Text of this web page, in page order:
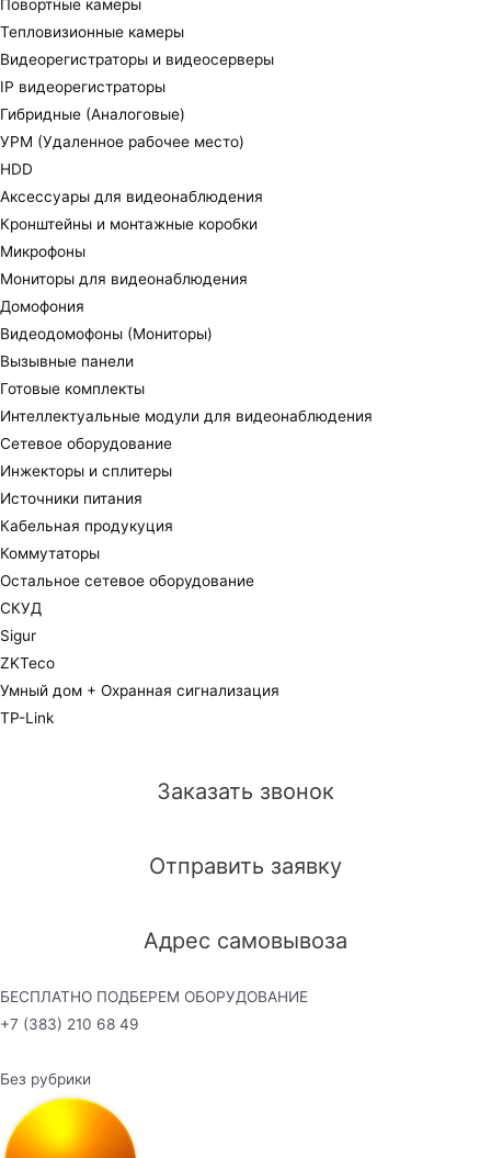
Повортные камеры
Тепловизионные камеры
Видеорегистраторы и видеосерверы
IP видеорегистраторы
Гибридные (Аналоговые)
УРМ (Удаленное рабочее место)
HDD
Аксессуары для видеонаблюдения
Кронштейны и монтажные коробки
Микрофоны
Мониторы для видеонаблюдения
Домофония
Видеодомофоны (Мониторы)
Вызывные панели
Готовые комплекты
Интеллектуальные модули для видеонаблюдения
Сетевое оборудование
Инжекторы и сплитеры
Источники питания
Кабельная продукуция
Коммутаторы
Остальное сетевое оборудование
СКУД
Sigur
ZKTeco
Умный дом + Охранная сигнализация
TP-Link
Заказать звонок
Отправить заявку
Адрес самовывоза
БЕСПЛАТНО ПОДБЕРЕМ ОБОРУДОВАНИЕ
+7 (383) 210 68 49
Без рубрики